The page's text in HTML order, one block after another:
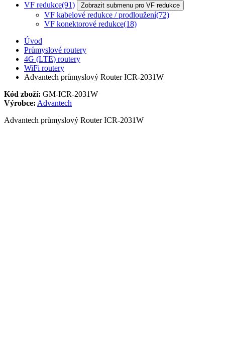
VF redukce(91) Zobrazit submenu pro VF redukce
VF kabelové redukce / prodloužení(72)
VF konektorové redukce(18)
Úvod
Průmyslové routery
4G (LTE) routery
WiFi routery
Advantech průmyslový Router ICR-2031W
Kód zboží: GM-ICR-2031W
Výrobce: Advantech
Advantech průmyslový Router ICR-2031W